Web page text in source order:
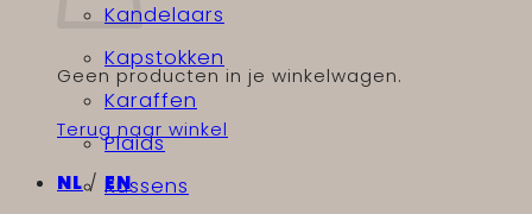
Geen producten in je winkelwagen.
Terug naar winkel
NL/ EN
Kandelaars
Kapstokken
Karaffen
Plaids
Kussens